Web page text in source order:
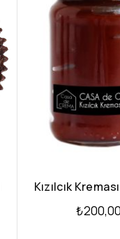
Kızılcık
₺200,00